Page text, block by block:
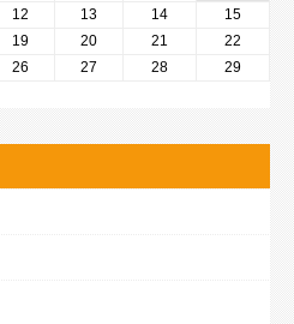
12 13 14
15
19 20 21
22
26 27 28
29